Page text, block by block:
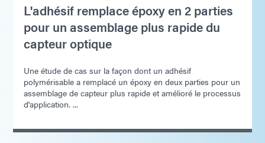
L'adhésif remplace époxy en 2 parties
pour un assemblage plus rapide du
capteur optique
Une étude de cas sur la façon dont un adhésif
polymérisable a remplacé un époxy en deux parties pour un
assemblage de capteur plus rapide et amélioré le processus
d'application. ...